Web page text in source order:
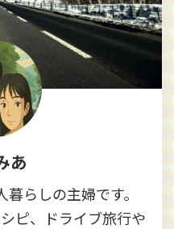
あ
らしの主婦です。
ピ、ドライブ旅行や